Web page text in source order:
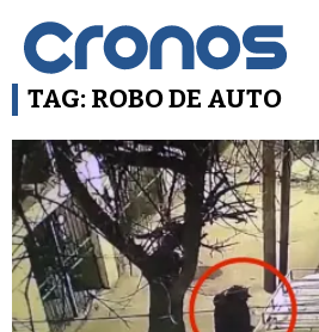
TAG: ROBO DE AUTO